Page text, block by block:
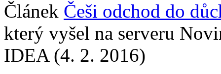
Článek Češi odchod do
který vyšel na serveru
IDEA (4. 2. 2016)